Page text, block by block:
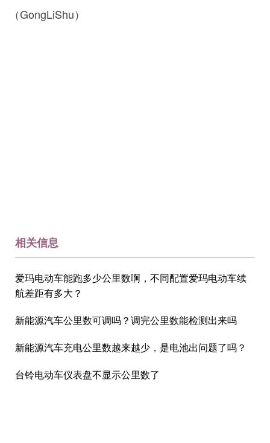
（GongLiShu）
相关信息
爱玛电动车能跑多少公里数啊，不同配置爱玛电动车续
航差距有多大？
新能源汽车公里数可调吗？调完公里数能检测出来吗
新能源汽车充电公里数越来越少，是电池出问题了吗？
台铃电动车仪表盘不显示公里数了